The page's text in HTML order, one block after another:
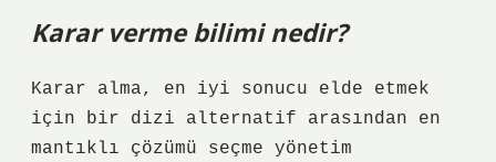
Karar verme bilimi nedir?
Karar alma, en iyi sonucu elde etmek
için bir dizi alternatif arasından en
mantıklı çözümü seçme yönetim